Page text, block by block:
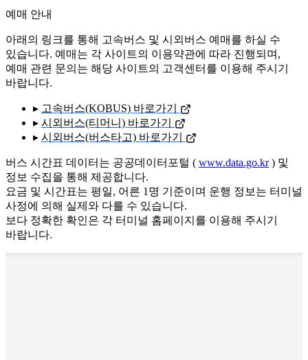
예매 안내
아래의 링크를 통해 고속버스 및 시외버스 예매를 하실 수
있습니다. 예매는 각 사이트의 이용약관에 따라 진행되며,
예매 관련 문의는 해당 사이트의 고객센터를 이용해 주시기
바랍니다.
▸ 고속버스(KOBUS) 바로가기
▸ 시외버스(티머니) 바로가기
▸ 시외버스(버스타고) 바로가기
버스 시간표 데이터는 공공데이터포털 ( www.data.go.kr) 및
정보 수집을 통해 제공합니다.
요금 및 시간표는 평일, 어른 1명 기준이며 운행 정보는 터미널
사정에 의해 실제와 다를 수 있습니다.
보다 정확한 확인은 각 터미널 홈페이지를 이용해 주시기
바랍니다.